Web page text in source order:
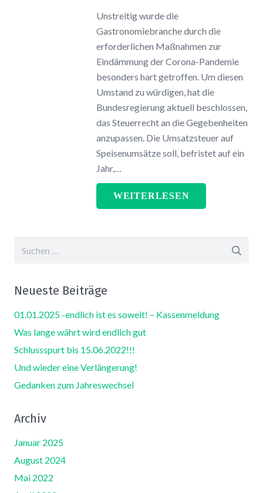
Unstreitig wurde die
Gastronomiebranche durch die
erforderlichen Maßnahmen zur
Eindämmung der Corona-Pandemie
besonders hart getroffen. Um diesen
Umstand zu würdigen, hat die
Bundesregierung aktuell beschlossen,
das Steuerrecht an die Gegebenheiten
anzupassen. Die Umsatzsteuer auf
Speisenumsätze soll, befristet auf ein
Jahr,…
WEITERLESEN
Neueste Beiträge
01.01.2025 -endlich ist es soweit! – Kassenmeldung
Was lange währt wird endlich gut
Schlussspurt bis 15.06.2022!!!
Und wieder eine Verlängerung!
Gedanken zum Jahreswechsel
Archiv
Januar 2025
August 2024
Mai 2022